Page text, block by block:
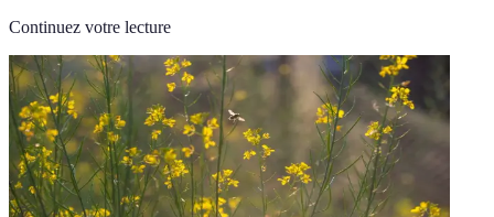
Continuez votre lecture